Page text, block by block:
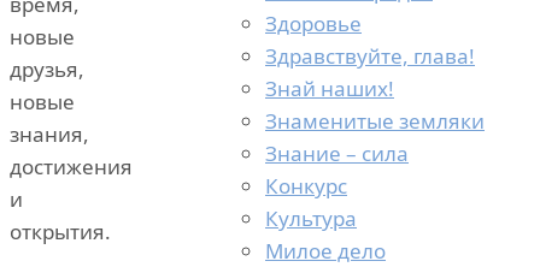
новые
друзья,
новые
знания,
достижения
и
открытия.
Здоровье
Здравствуйте, глава!
Знай наших!
Знаменитые земляки
Знание – сила
Конкурс
Культура
Милое дело